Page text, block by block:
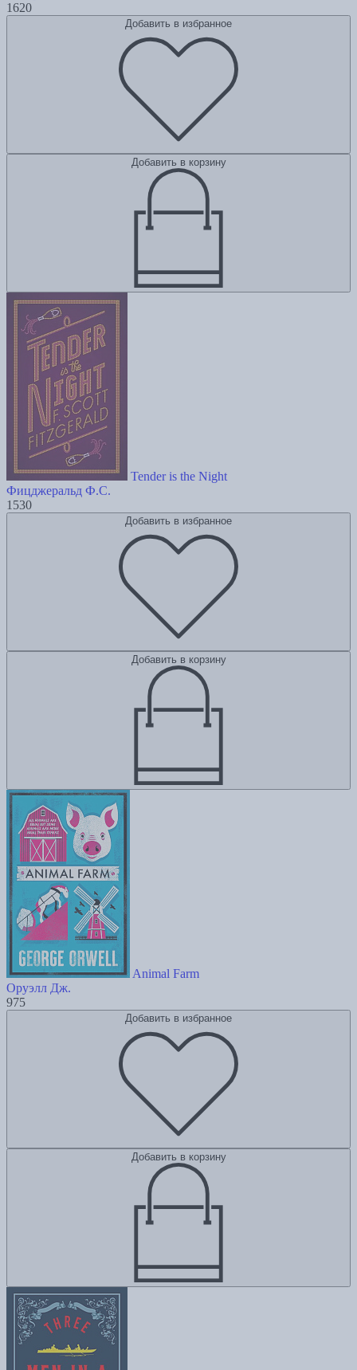
1620
Добавить в избранное
Добавить в корзину
Tender is the Night
Фицджеральд Ф.С.
1530
Добавить в избранное
Добавить в корзину
Animal Farm
Оруэлл Дж.
975
Добавить в избранное
Добавить в корзину